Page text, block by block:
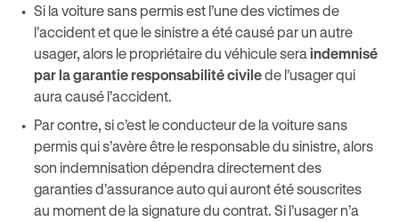
Si la voiture sans permis est l’une des victimes de
l’accident et que le sinistre a été causé par un autre
usager, alors le propriétaire du véhicule seraindemnisé
par la garantie responsabilité civilede l’usager qui
aura causé l’accident.
Par contre, si c’est le conducteur de la voiture sans
permis qui s’avère être le responsable du sinistre, alors
son indemnisation dépendra directement des
garanties d’assurance auto qui auront été souscrites
au moment de la signature du contrat. Si l’usager n’a